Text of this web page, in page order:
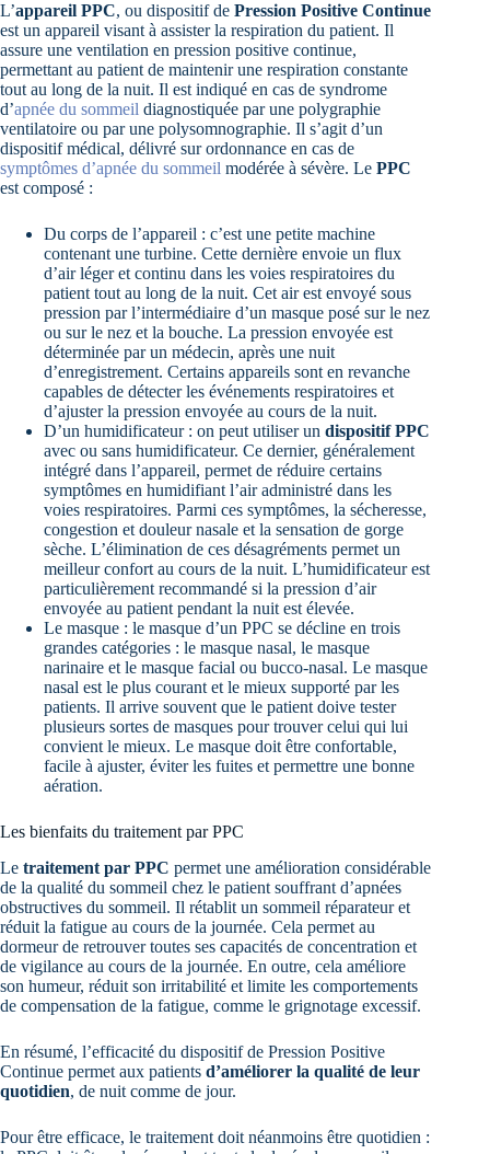
L’appareil PPC, ou dispositif de Pression Positive Continue
est un appareil visant à assister la respiration du patient. Il
assure une ventilation en pression positive continue,
permettant au patient de maintenir une respiration constante
tout au long de la nuit. Il est indiqué en cas de syndrome
d’apnée du sommeil diagnostiquée par une polygraphie
ventilatoire ou par une polysomnographie. Il s’agit d’un
dispositif médical, délivré sur ordonnance en cas de
symptômes d’apnée du sommeil modérée à sévère. Le PPC
est composé :
Du corps de l’appareil : c’est une petite machine
contenant une turbine. Cette dernière envoie un flux
d’air léger et continu dans les voies respiratoires du
patient tout au long de la nuit. Cet air est envoyé sous
pression par l’intermédiaire d’un masque posé sur le nez
ou sur le nez et la bouche. La pression envoyée est
déterminée par un médecin, après une nuit
d’enregistrement. Certains appareils sont en revanche
capables de détecter les événements respiratoires et
d’ajuster la pression envoyée au cours de la nuit.
D’un humidificateur : on peut utiliser un dispositif PPC
avec ou sans humidificateur. Ce dernier, généralement
intégré dans l’appareil, permet de réduire certains
symptômes en humidifiant l’air administré dans les
voies respiratoires. Parmi ces symptômes, la sécheresse,
congestion et douleur nasale et la sensation de gorge
sèche. L’élimination de ces désagréments permet un
meilleur confort au cours de la nuit. L’humidificateur est
particulièrement recommandé si la pression d’air
envoyée au patient pendant la nuit est élevée.
Le masque : le masque d’un PPC se décline en trois
grandes catégories : le masque nasal, le masque
narinaire et le masque facial ou bucco-nasal. Le masque
nasal est le plus courant et le mieux supporté par les
patients. Il arrive souvent que le patient doive tester
plusieurs sortes de masques pour trouver celui qui lui
convient le mieux. Le masque doit être confortable,
facile à ajuster, éviter les fuites et permettre une bonne
aération.
Les bienfaits du traitement par PPC
Le traitement par PPC permet une amélioration considérable
de la qualité du sommeil chez le patient souffrant d’apnées
obstructives du sommeil. Il rétablit un sommeil réparateur et
réduit la fatigue au cours de la journée. Cela permet au
dormeur de retrouver toutes ses capacités de concentration et
de vigilance au cours de la journée. En outre, cela améliore
son humeur, réduit son irritabilité et limite les comportements
de compensation de la fatigue, comme le grignotage excessif.
En résumé, l’efficacité du dispositif de Pression Positive
Continue permet aux patients d’améliorer la qualité de leur
quotidien, de nuit comme de jour.
Pour être efficace, le traitement doit néanmoins être quotidien :